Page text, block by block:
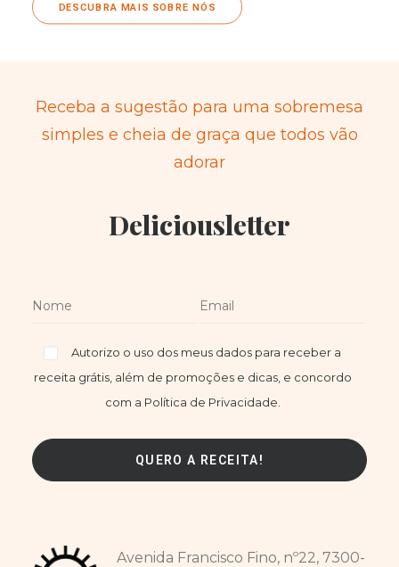
DESCUBRA MAIS SOBRE NÓS
Receba a sugestão para uma sobremesa
simples e cheia de graça que todos vão
adorar
Deliciousletter
Autorizo o uso dos meus dados para receber a
receita grátis, além de promoções e dicas, e concordo
com a Política de Privacidade.
Avenida Francisco Fino, nº22, 7300-